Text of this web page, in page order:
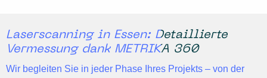
Laserscanning in Essen: Detaillierte
Vermessung dank METRIKA 360
Wir begleiten Sie in jeder Phase Ihres Projekts – von der